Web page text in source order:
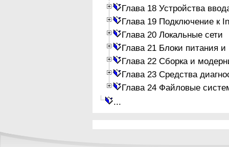
Глава 18 Устройства
Глава 19 Подключение к
Глава 20 Локальные сети
Глава 21 Блоки питания и
Глава 22 Сборка и
Глава 23 Средства
Глава 24 Файловые